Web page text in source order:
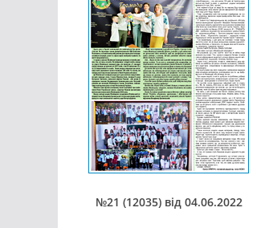
№21 (12035) від 04.06.2022